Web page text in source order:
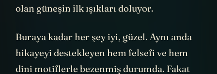
kapısını açtığında içeriye yeni doğmakta
Buraya kadar her şey iyi, güzel. Aynı anda
hikayeyi destekleyen hem felsefi ve hem